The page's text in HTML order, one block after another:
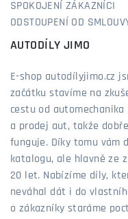
SPOKOJENÍ ZÁKAZNÍCI
ODSTOUPENÍ OD
AUTODÍLY JIMO
E-shop autodílyjimo.cz
začátku stavíme na
cestu od
a prodej aut, takže
funguje. Díky tomu vám
katalogu, ale hlavně ze
20 let. Nabízíme díly,
neváhal dát i do
o zákazníky staráme